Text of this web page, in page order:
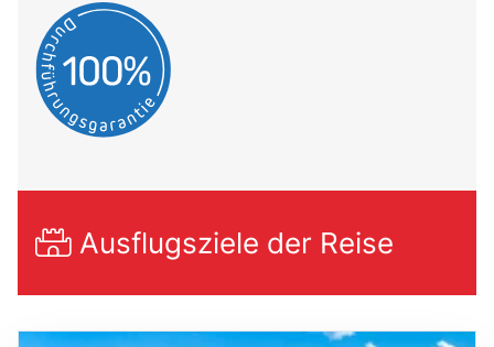
Ausflugsziele der Reise